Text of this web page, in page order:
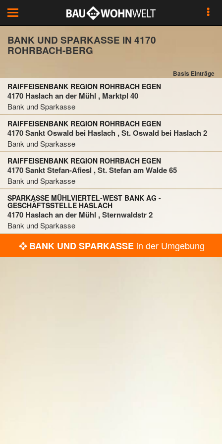
Toggle
navigation
BANK UND SPARKASSE IN 4170
ROHRBACH-BERG
Basis Einträge
RAIFFEISENBANK REGION ROHRBACH EGEN
4170 Haslach an der Mühl , Marktpl 40
Bank und Sparkasse
RAIFFEISENBANK REGION ROHRBACH EGEN
4170 Sankt Oswald bei Haslach , St. Oswald bei Haslach 2
Bank und Sparkasse
RAIFFEISENBANK REGION ROHRBACH EGEN
4170 Sankt Stefan-Afiesl , St. Stefan am Walde 65
Bank und Sparkasse
SPARKASSE MÜHLVIERTEL-WEST BANK AG -
GESCHÄFTSSTELLE HASLACH
4170 Haslach an der Mühl , Sternwaldstr 2
Bank und Sparkasse
BANK UND SPARKASSE in der Umgebung